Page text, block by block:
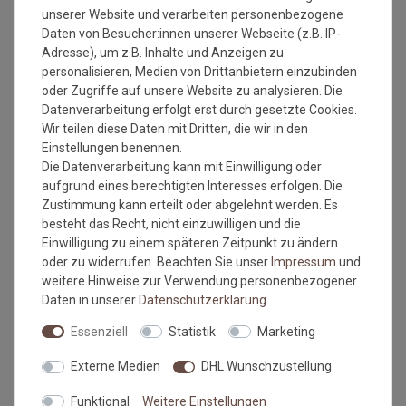
Lebensdauer. Ein Gewährleistungsanspruch setzt die
Verarbeitung nach DIN 18 365 Bodenbelagsarbeiten und die
sach- und fachgerechte Ausführung der Arbeit voraus. Der
Unterboden muss eben, glatt, fest, rissfrei, trocken und
sauber sein. Der Belag sollte 24 Stunden vor Verlegung
ausgerollt und grob zugeschnitten werden. Zur Zeit der
Verlegung sollte die Raumtemperatur nicht unter 18° C
betragen, die des Untergrundes nicht unter 15° C.
Wie messe ich meinen Raum aus, damit das Material
ausreicht?
Beim ausmessen des Raumes in dem der Bodenbelag
verlegt werden soll, bitte immer die Türrahmen, Erker
oder sonstige Aussparungen IMMER mit ausmessen.
Also immer die längste Länge und die breiteste Breite.
und Breite mit ein, da die Wände nicht immer
gleichmäßig breit bzw. lang sein können.
unserer Website und verarbeiten personenbezogene
Daten von Besucher:innen unserer Webseite (z.B. IP-
Adresse), um z.B. Inhalte und Anzeigen zu
personalisieren, Medien von Drittanbietern einzubinden
oder Zugriffe auf unsere Website zu analysieren. Die
Datenverarbeitung erfolgt erst durch gesetzte Cookies.
Wir teilen diese Daten mit Dritten, die wir in den
Einstellungen benennen.
Die Datenverarbeitung kann mit Einwilligung oder
aufgrund eines berechtigten Interesses erfolgen. Die
Zustimmung kann erteilt oder abgelehnt werden. Es
besteht das Recht, nicht einzuwilligen und die
Einwilligung zu einem späteren Zeitpunkt zu ändern
oder zu widerrufen. Beachten Sie unserImpressum und
weitere Hinweise zur Verwendung personenbezogener
Daten in unsererDaten­schutz­erklärung
Essenziell Statistik Marketing
Externe Medien DHL Wunschzustellung
Funktional Weitere Einstellungen